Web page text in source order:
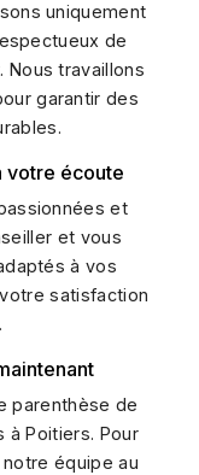
uniquement
de
travaillons
garantir des
votre écoute
et
et vous
à vos
satisfaction
parenthèse de
à Poitiers. Pour
équipe au